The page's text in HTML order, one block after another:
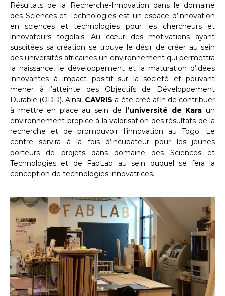
Résultats de la Recherche-Innovation dans le domaine
des Sciences et Technologies est un espace d’innovation
en sciences et technologies pour les chercheurs et
innovateurs togolais. Au cœur des motivations ayant
suscitées sa création se trouve le désir de créer au sein
des universités africaines un environnement qui permettra
la naissance, le développement et la maturation d’idées
innovantes à impact positif sur la société et pouvant
mener à l’atteinte des Objectifs de Développement
Durable (ODD). Ainsi, CAVRIS a été créé afin de contribuer
à mettre en place au sein de
l’université de Kara un
environnement propice à la valorisation des résultats de la
recherche et de promouvoir l’innovation au Togo. Le
centre servira à la fois d’incubateur pour les jeunes
porteurs de projets dans domaine des Sciences et
Technologies et de FabLab au sein duquel se fera la
conception de technologies innovatrices.